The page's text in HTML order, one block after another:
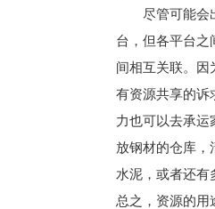
尽管可能会
台，但各平台之
间相互关联。因
有资源共享的诉
力也可以去承运
放钢材的仓库，
水泥，或者还有
总之，资源的用